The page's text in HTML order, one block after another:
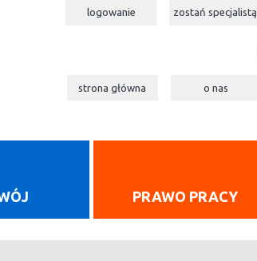
logowanie zostań specjalistą
strona główna o nas
PRAWO PRACY